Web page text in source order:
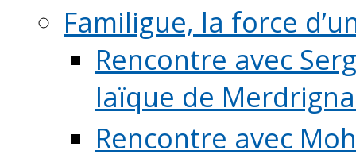
Familigue, la force
Rencontre avec
laïque de
Rencontre avec